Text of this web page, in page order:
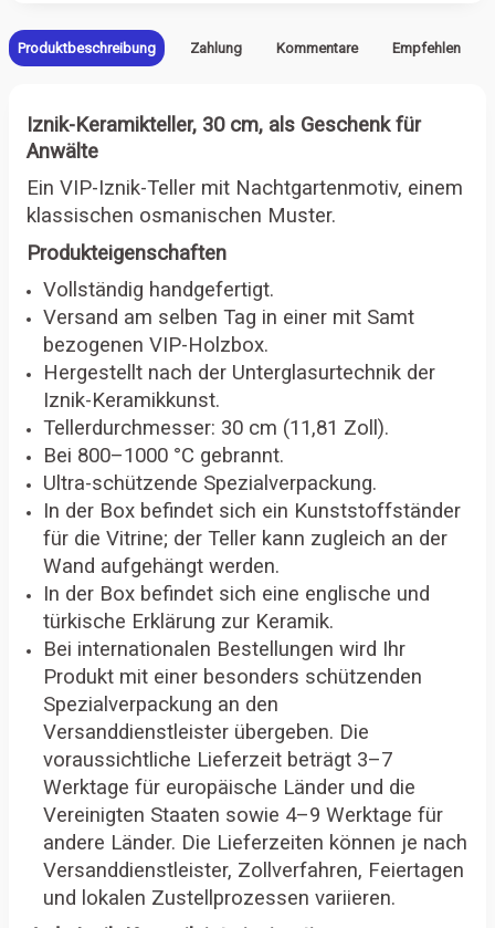
Produktbeschreibung Zahlung Kommentare Empfehlen
Iznik-Keramikteller, 30 cm, als Geschenk für
Anwälte
Ein VIP-Iznik-Teller mit Nachtgartenmotiv, einem
klassischen osmanischen Muster.
Produkteigenschaften
Vollständig handgefertigt.
Versand am selben Tag in einer mit Samt
bezogenen VIP-Holzbox.
Hergestellt nach der Unterglasurtechnik der
Iznik-Keramikkunst.
Tellerdurchmesser: 30 cm (11,81 Zoll).
Bei 800–1000 °C gebrannt.
Ultra-schützende Spezialverpackung.
In der Box befindet sich ein Kunststoffständer
für die Vitrine; der Teller kann zugleich an der
Wand aufgehängt werden.
In der Box befindet sich eine englische und
türkische Erklärung zur Keramik.
Bei internationalen Bestellungen wird Ihr
Produkt mit einer besonders schützenden
Spezialverpackung an den
Versanddienstleister übergeben. Die
voraussichtliche Lieferzeit beträgt 3–7
Werktage für europäische Länder und die
Vereinigten Staaten sowie 4–9 Werktage für
andere Länder. Die Lieferzeiten können je nach
Versanddienstleister, Zollverfahren, Feiertagen
und lokalen Zustellprozessen variieren.